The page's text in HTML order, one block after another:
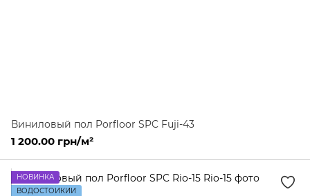
Виниловый пол Porfloor SPC Fuji-43
1 200.00 грн/м²
НОВИНКА
ВОДОСТОЙКИЙ